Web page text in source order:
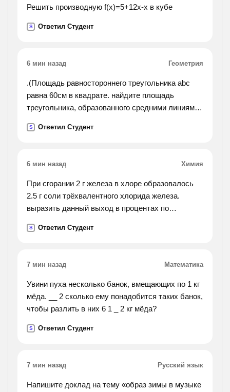
Решить производную f(x)=5+12x-x в кубе
S Ответил Студент
6 мин назад Геометрия
.(Площадь равностороннего треугольника abc
равна 60см в квадрате. найдите площадь
треугольника, образованного средними линиями
S Ответил Студент
6 мин назад Химия
При сгорании 2 г железа в хлоре образовалось
2.5 г соли трёхвалентного хлорида железа.
выразить данный выход в процентах по
S Ответил Студент
7 мин назад Математика
Увини пуха несколько банок, вмещающих по 1 кг
мёда. __ 2 сколько ему понадобится таких банок,
чтобы разлить в них 6 1 _ 2 кг мёда?
S Ответил Студент
7 мин назад Русский язык
Напишите доклад на тему «образ зимы в музыке